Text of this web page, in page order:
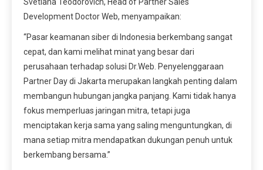
Development Doctor Web, menyampaikan:
“Pasar keamanan siber di Indonesia berkembang sangat
cepat, dan kami melihat minat yang besar dari
perusahaan terhadap solusi Dr.Web. Penyelenggaraan
Partner Day di Jakarta merupakan langkah penting dalam
membangun hubungan jangka panjang. Kami tidak hanya
fokus memperluas jaringan mitra, tetapi juga
menciptakan kerja sama yang saling menguntungkan, di
mana setiap mitra mendapatkan dukungan penuh untuk
berkembang bersama.”